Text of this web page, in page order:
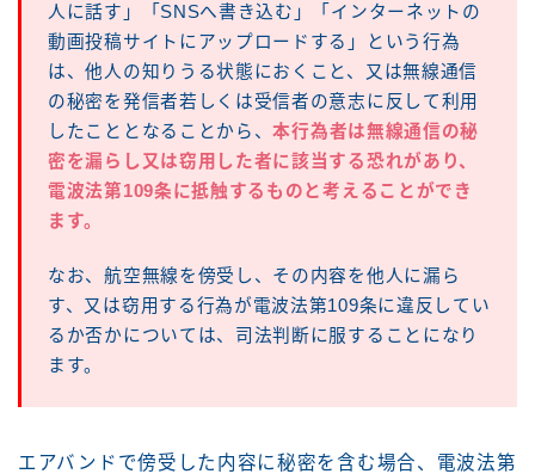
人に話す」「SNSへ書き込む」「インターネットの
動画投稿サイトにアップロードする」という行為
は、他人の知りうる状態におくこと、又は無線通信
の秘密を発信者若しくは受信者の意志に反して利用
したこととなることから、本行為者は無線通信の秘
密を漏らし又は窃用した者に該当する恐れがあり、
電波法第109条に抵触するものと考えることができ
ます。
なお、航空無線を傍受し、その内容を他人に漏ら
す、又は窃用する行為が電波法第109条に違反してい
るか否かについては、司法判断に服することになり
ます。
エアバンドで傍受した内容に秘密を含む場合、電波法第